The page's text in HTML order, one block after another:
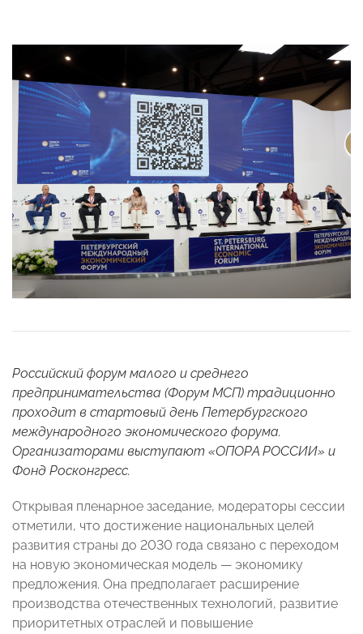
Российский форум малого и среднего
предпринимательства (Форум МСП) традиционно
проходит в стартовый день Петербургского
международного экономического форума.
Организаторами выступают «ОПОРА РОССИИ» и
Фонд Росконгресс.
Открывая пленарное заседание, модераторы сессии
отметили, что достижение национальных целей
развития страны до 2030 года связано с переходом
на новую экономическая модель — экономику
предложения. Она предполагает расширение
производства отечественных технологий, развитие
приоритетных отраслей и повышение